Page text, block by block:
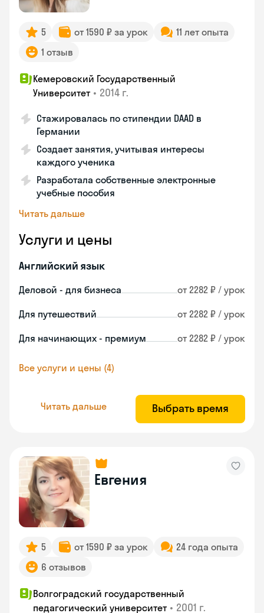
5 от 1590 ₽ за урок
11 лет опыта
1 отзыв
Кемеровский Государственный
Университет • 2014 г.
Стажировалась по стипендии DAAD в
Германии
Создает занятия, учитывая интересы
каждого ученика
Разработала собственные электронные
учебные пособия
Читать дальше
Услуги и цены
Английский язык
Деловой - для бизнеса от 2282 ₽ / урок
Для путешествий от 2282 ₽ / урок
Для начинающих - премиум от 2282 ₽ / урок
Все услуги и цены (4)
Читать дальше Выбрать время
Евгения
5 от 1590 ₽ за урок
24 года опыта
6 отзывов
Волгоградский государственный
педагогический университет • 2001 г.